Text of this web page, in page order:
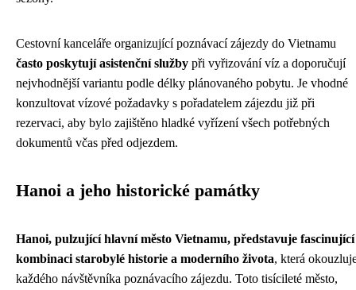
Cestovní kanceláře organizující poznávací zájezdy do Vietnamu
často poskytují asistenční služby při vyřizování víz a doporučují
nejvhodnější variantu podle délky plánovaného pobytu. Je vhodné
konzultovat vízové požadavky s pořadatelem zájezdu již při
rezervaci, aby bylo zajištěno hladké vyřízení všech potřebných
dokumentů včas před odjezdem.
Hanoi a jeho historické památky
Hanoi, pulzující hlavní město Vietnamu, představuje fascinující
kombinaci starobylé historie a moderního života, která
každého návštěvníka poznávacího zájezdu. Toto tisícileté město,